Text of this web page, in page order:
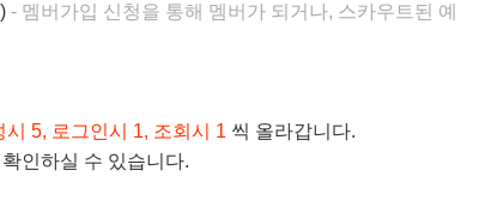
- 멤버가입 신청을 통해 멤버가 되거나, 스카우트된 예
5, 로그인시 1, 조회시 1 씩 올라갑니다.
인하실 수 있습니다.